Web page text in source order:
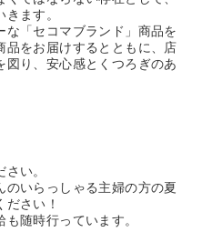
ます。
な「セコマブランド」商品を
品をお届けするとともに、店
図り、安心感とくつろぎのあ
い。
いらっしゃる主婦の方の夏
さい！
随時行っています。